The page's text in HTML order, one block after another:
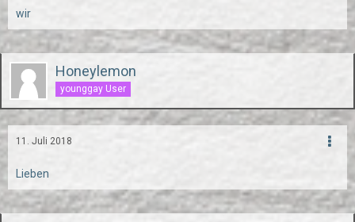
wir
Honeylemon
younggay User
11. Juli 2018
Lieben